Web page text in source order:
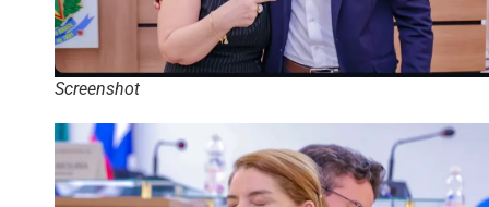
Screenshot